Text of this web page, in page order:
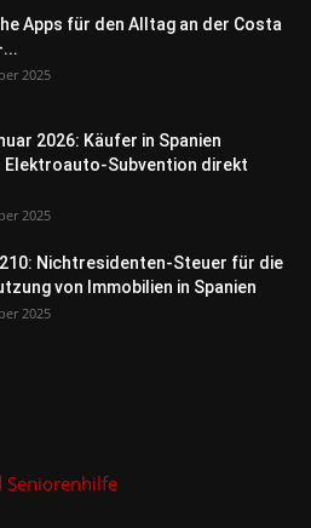
Apps für den Alltag an der Costa
2025
2026: Käufer in Spanien
Elektroauto-Subvention direkt
2025
Nichtresidenten-Steuer für die
von Immobilien in Spanien
2025
Seniorenhilfe